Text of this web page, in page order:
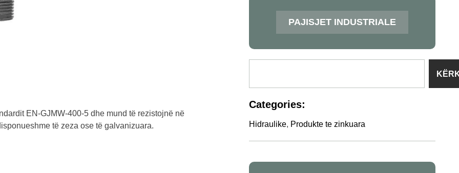
EN-GJMW-400-5 dhe mund të rezistojnë në
të zeza ose të galvanizuara.
PAJISJET INDUSTRIALE
Categories:
Hidraulike, Produkte te zinkuara